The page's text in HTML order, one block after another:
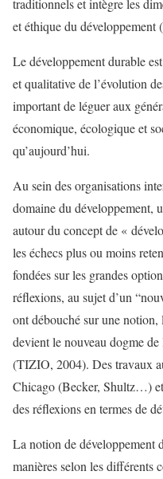
traditionnels et intègre les
et éthique du développement
Le développement durable
et qualitative de l’évolution
important de léguer aux
économique, écologique et
qu’aujourd’hui.
Au sein des organisations
domaine du développement,
autour du concept de «
les échecs plus ou moins
fondées sur les grandes
réflexions, au sujet d’un
ont débouché sur une
devient le nouveau dogme de
(TIZIO, 2004). Des travaux
Chicago (Becker, Shultz…)
des réflexions en termes de
La notion de développement
manières selon les différents